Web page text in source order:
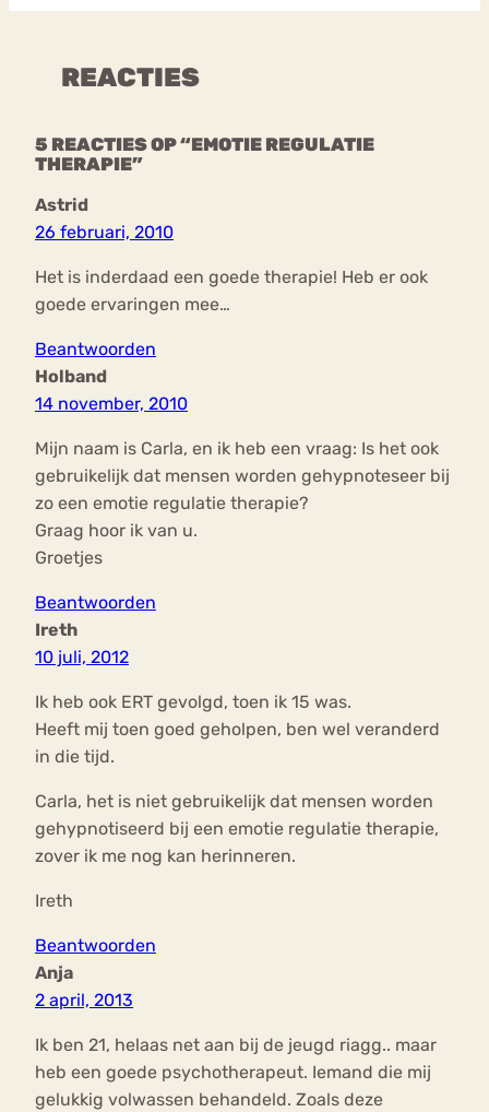
REACTIES
5 REACTIES OP “EMOTIE REGULATIE
THERAPIE”
Astrid
26 februari, 2010
Het is inderdaad een goede therapie! Heb er ook
goede ervaringen mee…
Beantwoorden
Holband
14 november, 2010
Mijn naam is Carla, en ik heb een vraag: Is het ook
gebruikelijk dat mensen worden gehypnoteseer bij
zo een emotie regulatie therapie?
Graag hoor ik van u.
Groetjes
Beantwoorden
Ireth
10 juli, 2012
Ik heb ook ERT gevolgd, toen ik 15 was.
Heeft mij toen goed geholpen, ben wel veranderd
in die tijd.
Carla, het is niet gebruikelijk dat mensen worden
gehypnotiseerd bij een emotie regulatie therapie,
zover ik me nog kan herinneren.
Ireth
Beantwoorden
Anja
2 april, 2013
Ik ben 21, helaas net aan bij de jeugd riagg.. maar
heb een goede psychotherapeut. Iemand die mij
gelukkig volwassen behandeld. Zoals deze